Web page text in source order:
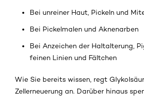
Bei unreiner Haut, Pickeln und
Bei Pickelmalen und Aknenarben
Bei Anzeichen der Haltalterung,
feinen Linien und Fältchen
Wie Sie bereits wissen, regt
Zellerneuerung an. Darüber hinaus